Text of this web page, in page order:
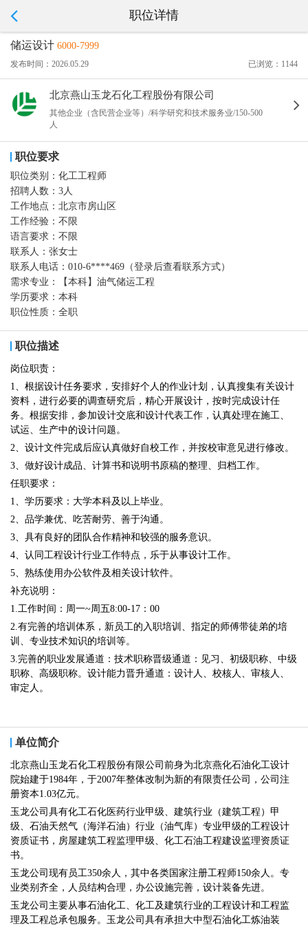
职位详情
储运设计 6000-7999
发布时间：2026.05.29 已浏览：1144
北京燕山玉龙石化工程股份有限公司
其他企业（含民营企业等）/科学研究和技术服务业/150-500
人
职位要求
职位类别： 化工工程师
招聘人数： 3人
工作地点： 北京市房山区
工作经验： 不限
语言要求： 不限
联系人： 张女士
联系人电话： 010-6****469（登录后查看联系方式）
需求专业：
【本科】油气储运工程
学历要求： 本科
职位性质： 全职
职位描述
岗位职责：
1、根据设计任务要求，安排好个人的作业计划，认真搜集有关设计
资料，进行必要的调查研究后，精心开展设计，按时完成设计任
务。根据安排，参加设计交底和设计代表工作，认真处理在施工、
试运、生产中的设计问题。
2、设计文件完成后应认真做好自校工作，并按校审意见进行修改。
3、做好设计成品、计算书和说明书原稿的整理、归档工作。
任职要求：
1、学历要求：大学本科及以上毕业。
2、品学兼优、吃苦耐劳、善于沟通。
3、具有良好的团队合作精神和较强的服务意识。
4、认同工程设计行业工作特点，乐于从事设计工作。
5、熟练使用办公软件及相关设计软件。
补充说明：
1.工作时间：周一~周五8:00-17：00
2.有完善的培训体系，新员工的入职培训、指定的师傅带徒弟的培
训、专业技术知识的培训等。
3.完善的职业发展通道：技术职称晋级通道：见习、初级职称、中级
职称、高级职称。设计能力晋升通道：设计人、校核人、审核人、
审定人。
单位简介
北京燕山玉龙石化工程股份有限公司前身为北京燕化石油化工设计
院始建于1984年，于2007年整体改制为新的有限责任公司，公司注
册资本1.03亿元。
玉龙公司具有化工石化医药行业甲级、建筑行业（建筑工程）甲
级、石油天然气（海洋石油）行业（油气库）专业甲级的工程设计
资质证书，房屋建筑工程监理甲级、化工石油工程建设监理资质证
书。
玉龙公司现有员工350余人，其中各类国家注册工程师150余人。专
业类别齐全，人员结构合理，办公设施完善，设计装备先进。
玉龙公司主要从事石油化工、化工及建筑行业的工程设计和工程监
理及工程总承包服务。玉龙公司具有承担大中型石油化工炼油装